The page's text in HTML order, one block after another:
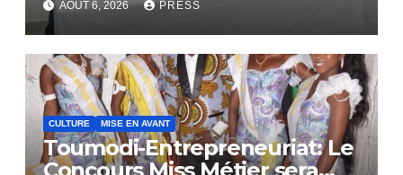
AOÛT 6, 2026 PRESS
CULTURE MISE EN AVANT
Toumodi-Entrepreneuriat: Le